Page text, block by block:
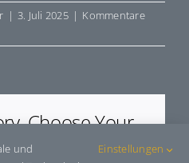
| 3. Juli 2025 | Kommentare
Choose Your
und
Einstellungen